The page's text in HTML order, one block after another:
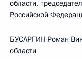
области,
Российской
БУСАРГИН Роман
области